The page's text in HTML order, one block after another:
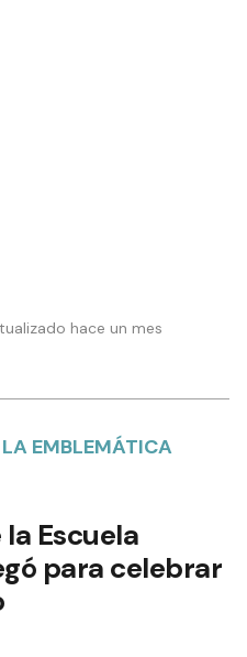
hace un mes
EMBLEMÁTICA
Escuela
para celebrar